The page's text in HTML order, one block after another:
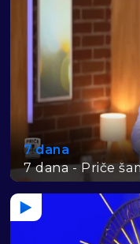
7 dana
7 dana - Priče